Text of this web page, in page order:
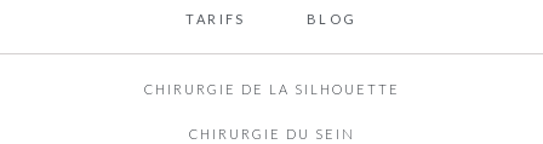
TARIFS BLOG
CHIRURGIE DE LA SILHOUETTE
CHIRURGIE DU SEIN